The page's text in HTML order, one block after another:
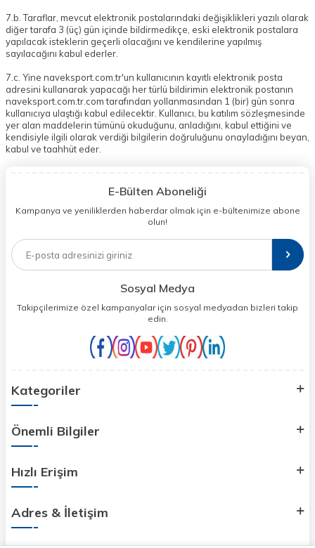
7.b. Taraflar, mevcut elektronik postalarındaki değişiklikleri yazılı olarak
diğer tarafa 3 (üç) gün içinde bildirmedikçe, eski elektronik postalara
yapılacak isteklerin geçerli olacağını ve kendilerine yapılmış
sayılacağını kabul ederler.
7.c. Yine naveksport.com.tr'un kullanıcının kayıtlı elektronik posta
adresini kullanarak yapacağı her türlü bildirimin elektronik postanın
naveksport.com.tr.com tarafından yollanmasından 1 (bir) gün sonra
kullanıcıya ulaştığı kabul edilecektir. Kullanıcı, bu katılım sözleşmesinde
yer alan maddelerin tümünü okuduğunu, anladığını, kabul ettiğini ve
kendisiyle ilgili olarak verdiği bilgilerin doğruluğunu onayladığını beyan,
kabul ve taahhüt eder.
E-Bülten Aboneliği
Kampanya ve yeniliklerden haberdar olmak için e-bültenimize abone
olun!
Sosyal Medya
Takipçilerimize özel kampanyalar için sosyal medyadan bizleri takip
edin.
Kategoriler
Önemli Bilgiler
Hızlı Erişim
Adres & İletişim